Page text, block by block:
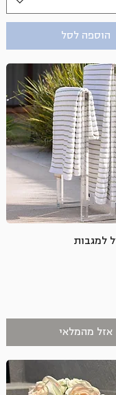
הוספה לסל
תצוגה מהירה
למגבות
אזל מהמלאי